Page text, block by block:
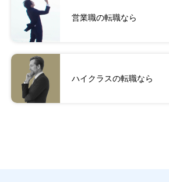
営業職の転職なら
ハイクラスの転職なら